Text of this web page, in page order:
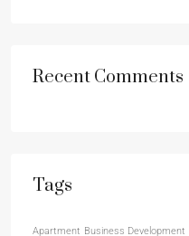
Recent Comments
Tags
Apartment Business Development